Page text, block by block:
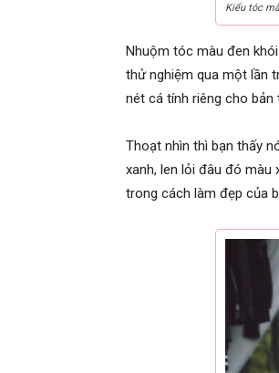
Kiểu tóc
Nhuộm tóc màu đen
thử nghiệm qua một lần
nét cá tính riêng cho bản
Thoạt nhìn thì bạn thấy
xanh, len lỏi đâu đó màu
trong cách làm đẹp của